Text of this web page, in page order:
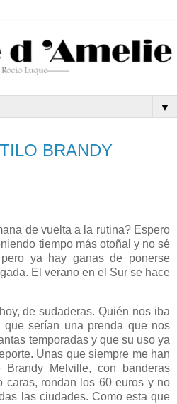
▼
BRANDY
de vuelta a la rutina? Espero
tiempo más otoñal y no sé
ya hay ganas de ponerse
El verano en el Sur se hace
de sudaderas. Quién nos iba
serían una prenda que nos
temporadas y que su uso ya
Unas que siempre me han
Melville, con banderas
caras, rondan los 60 euros y no
las ciudades. Como esta que